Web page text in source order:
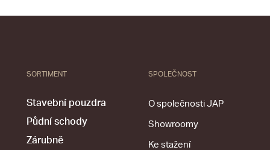
SORTIMENT
Stavební pouzdra
Půdní schody
Zárubně
SPOLEČNOST
O společnosti JAP
Showroomy
Ke stažení